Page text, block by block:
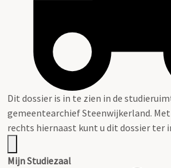
Dit dossier is in te zien in de
gemeentearchief Steenwijkerland.
rechts hiernaast kunt u dit dossier ter
Mijn Studiezaal